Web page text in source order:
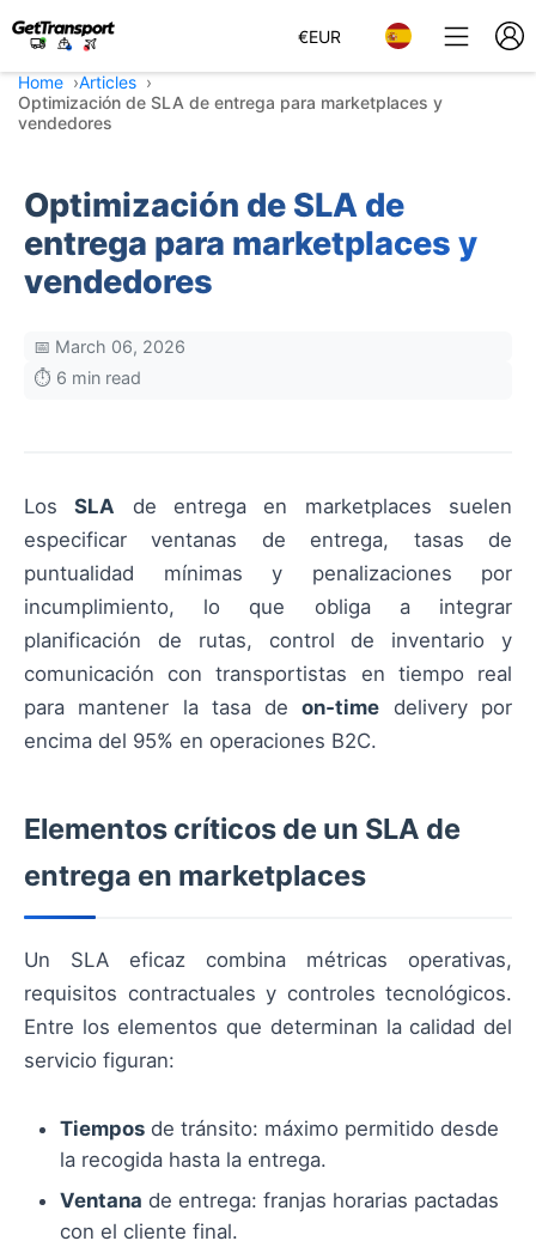
€EUR
Home
Articles
Optimización de SLA de entrega para marketplaces y
vendedores
Optimización de SLA de
entrega para marketplaces y
vendedores
📅 March 06, 2026
⏱️ 6 min read
LosSLA de entrega en marketplaces suelen
especificar ventanas de entrega, tasas de
puntualidad mínimas y penalizaciones por
incumplimiento, lo que obliga a integrar
planificación de rutas, control de inventario y
comunicación con transportistas en tiempo real
para mantener la tasa deon‑time delivery por
encima del 95% en operaciones B2C.
Elementos críticos de un SLA de
entrega en marketplaces
Un SLA eficaz combina métricas operativas,
requisitos contractuales y controles tecnológicos.
Entre los elementos que determinan la calidad del
servicio figuran:
Tiempos de tránsito: máximo permitido desde
la recogida hasta la entrega.
Ventana de entrega: franjas horarias pactadas
con el cliente final.